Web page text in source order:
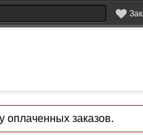
оплаченных заказов.